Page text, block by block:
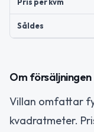
Såldes
Om försäljningen
Villan omfattar
kvadratmeter.